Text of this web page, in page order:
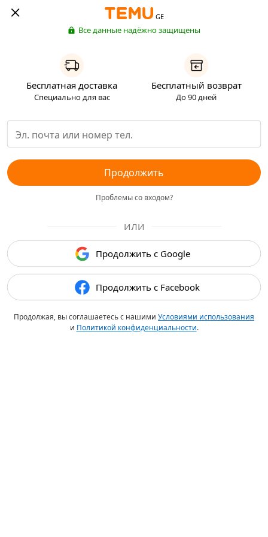
GE
Все данные надёжно защищены
Бесплатная доставка
Специально для вас
Бесплатный возврат
До 90 дней
Продолжить
Проблемы со входом?
ИЛИ
Продолжить с Google
Продолжить с Facebook
Продолжая, вы соглашаетесь с нашими Условиями использования
и Политикой конфиденциальности.